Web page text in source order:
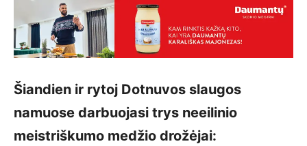
Šiandien ir rytoj Dotnuvos slaugos
namuose darbuojasi trys neeilinio
meistriškumo medžio drožėjai: